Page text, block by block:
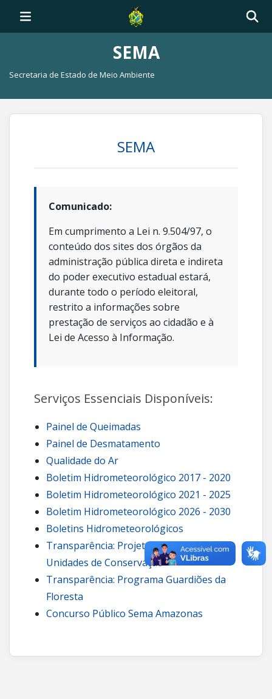
SEMA
Secretaria de Estado de Meio Ambiente
SEMA
Comunicado:
Em cumprimento a Lei n. 9.504/97, o
conteúdo dos sites dos órgãos da
administração pública direta e indireta
do poder executivo estadual estará,
durante todo o período eleitoral,
restrito a informações sobre
prestação de serviços ao cidadão e à
Lei de Acesso à Informação.
Serviços Essenciais Disponíveis:
Painel de Queimadas
Painel de Desmatamento
Qualidade do Ar
Boletim Hidrometeorológico 2017 - 2020
Boletim Hidrometeorológico 2021 - 2025
Boletim Hidrometeorológico 2026 - 2030
Boletins Hidrometeorológicos
Transparência: Projetos de carbono em
Unidades de Conservação
Transparência: Programa Guardiões da
Floresta
Concurso Público Sema Amazonas